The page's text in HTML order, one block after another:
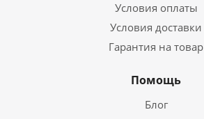
Условия оплаты
Условия доставки
Гарантия на товар
Помощь
Блог